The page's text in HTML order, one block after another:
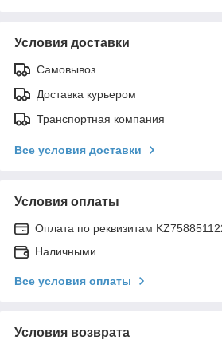
Условия доставки
Самовывоз
Доставка курьером
Транспортная компания
Все условия доставки
Условия оплаты
Оплата по реквизитам
Наличными
Все условия оплаты
Условия возврата